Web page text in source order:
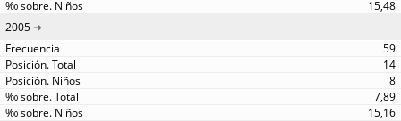
15,48
2005
59
14
8
7,89
15,16